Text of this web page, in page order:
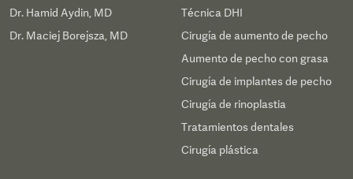
Dr. Hamid Aydin, MD
Dr. Maciej Borejsza, MD
Técnica DHI
Cirugía de aumento de pecho
Aumento de pecho con grasa
Cirugía de implantes de pecho
Cirugía de rinoplastia
Tratamientos dentales
Cirugía plástica